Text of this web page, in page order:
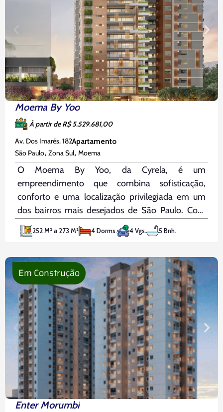
Moema By Yoo
À partir de R$ 5.529.681,00
Av. Dos Imarés, 182Apartamento
São Paulo, Zona Sul, Moema
O Moema By Yoo, da Cyrela, é um
empreendimento que combina sofisticação,
conforto e uma localização privilegiada em um
dos bairros mais desejados de São Paulo. Com
5419m² de terreno, oferece unidades de 252m² a
273m², com opções de 3 a 4 suítes, 3 a 4
252 M² a 273 M² 4 Dorms. 4 Vgs. 5 Bnh.
Enter Morumbi
Em Construção